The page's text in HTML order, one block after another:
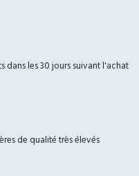
dans les 30 jours suivant l'achat
de qualité très élevés